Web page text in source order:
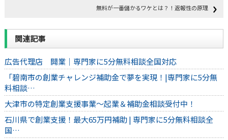
無料が一番儲かるワケとは？！返報性の原理
関連記事
広告代理店 開業｜専門家に5分無料相談全国対応
「碧南市の創業チャレンジ補助金で夢を実現！|専門家に5分無
料相談…
大津市の特定創業支援事業～起業＆補助金相談受付中！
石川県で創業支援！最大65万円補助 | 専門家に5分無料相談全
国…